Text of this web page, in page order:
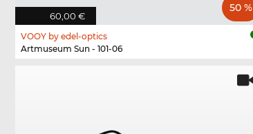
60,00 €
50 %
VOOY by edel-optics
Artmuseum Sun - 101-06